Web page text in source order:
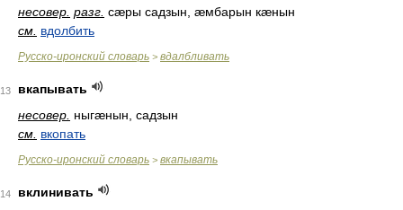
несовер. разг. сæры садзын, æмбарын кæнын
см. вдолбить
Русско-иронский словарь > вдалбливать
13
вкапывать
несовер. ныгæнын, садзын
см. вкопать
Русско-иронский словарь > вкапывать
14
вклинивать